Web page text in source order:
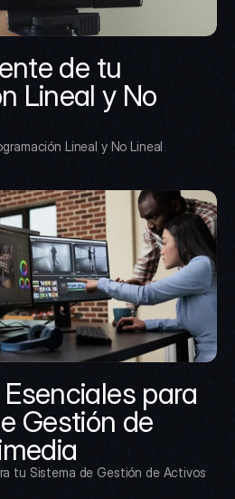
de tu
Lineal y No
Lineal y No Lineal
para
Gestión de
tu Sistema de Gestión de Activos